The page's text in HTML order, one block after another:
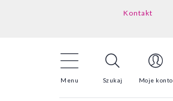
Kontakt
Menu Szukaj Moje konto